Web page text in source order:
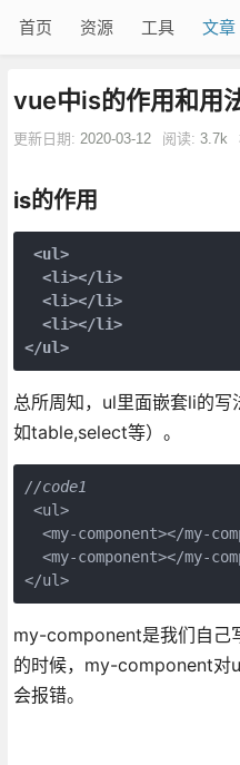
首页 资源 工具 文章
vue中is的作用和用
更新日期: 2020-03-12 阅读: 3.7k
is的作用
<ul>
<li></li>
<li></li>
<li></li>
</ul>
总所周知，ul里面嵌套li的
如table,select等）。
//code1
<ul>
<my-component></my-
<my-component></my-
</ul>
my-component是我们自己
的时候，my-component对
会报错。